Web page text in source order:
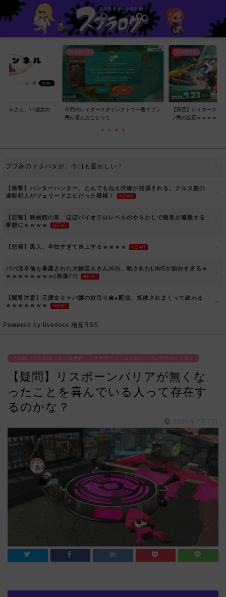
ネルさん、17歳女の
レイダース
今回のレイダースダイレクトで一番スプラ
民が喜んだことって...
レイダース
【賛否】レイダースダ
ラ民の反応ｗｗｗｗ...
ブブ家のドタバタが、今日も愛おしい！
【衝撃】ハンターハンター、とんでもねえ伏線が発掘される。クルタ族の
虐殺犯人がツェリードニヒだった模様！
NEW!
【悲報】映画館の客、ほぼバイオテロレベルのやらかしで観客が避難する
事態にｗｗｗｗ
NEW!
【悲報】黒人、卑怯すぎて炎上するｗｗｗｗ NEW!
パパ活不倫を暴露された大物芸人さん(63)、晒されたLINEが面白すぎるｗ
ｗｗｗｗｗｗｗｗ(画像ｱﾘ)
NEW!
【閲覧注意】元臆女キャバ嬢の首吊り自●配信、拡散されまくって終わる
ｗｗｗｗｗｗｗ
NEW!
Powered by livedoor 相互RSS
その他（立ち回り・すりみ連合・シオカラーズ・ロッカー・バンカラマッチ等）
【疑問】リスポーンバリアが無くな
ったことを喜んでいる人って存在す
るのかな？